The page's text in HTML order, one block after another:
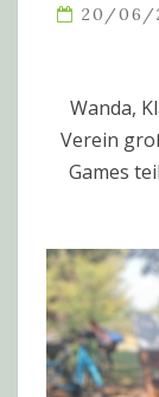
20/06/
Wanda,
Verein
Games